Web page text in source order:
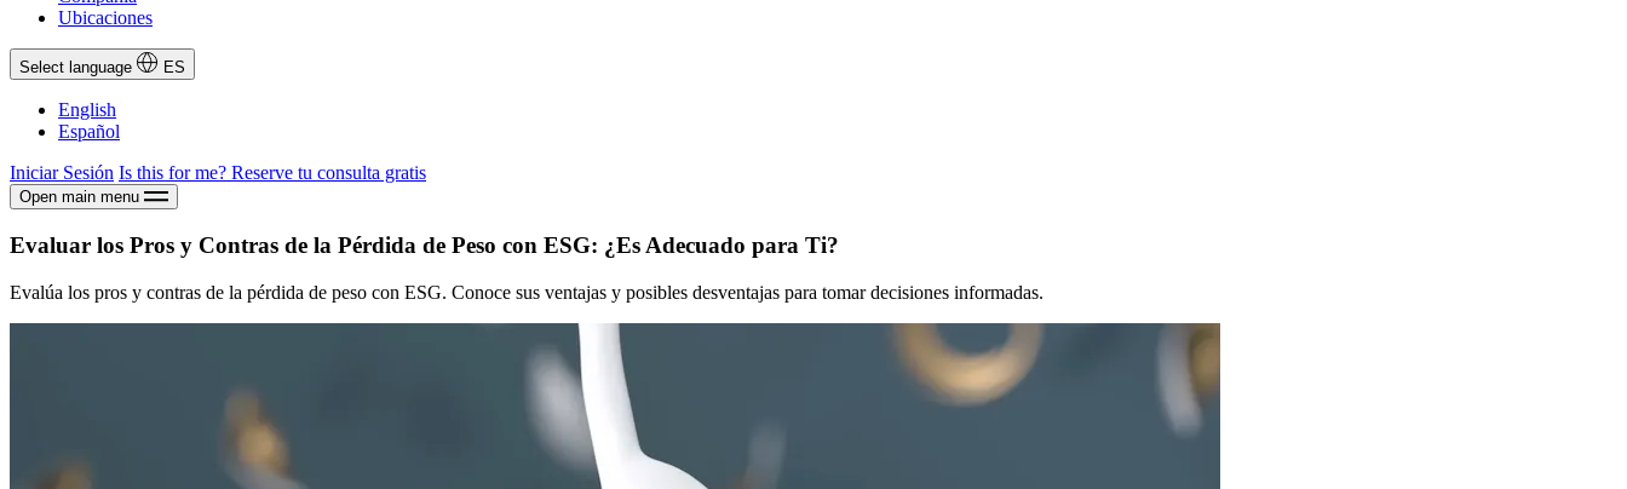
Ubicaciones
Select language ES
English
Español
Iniciar Sesión Is this for me? Reserve tu consulta gratis
Open main menu
Evaluar los Pros y Contras de la Pérdida de Peso con ESG: ¿Es Adecuado para Ti?
Evalúa los pros y contras de la pérdida de peso con ESG. Conoce sus ventajas y posibles desventajas para tomar decisiones informadas.